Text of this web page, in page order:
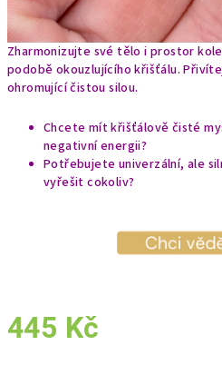
Zharmonizujte své tělo i prostor
podobě okouzlujícího křišťálu.
ohromující čistou silou.
Chcete mít křišťálově čisté
negativní energii?
Potřebujete univerzální, ale
vyřešit cokoliv?
445 Kč